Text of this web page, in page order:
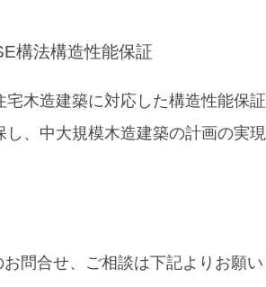
構法構造性能保証
宅木造建築に対応した構造性能保
し、中大規模木造建築の計画の実
お問合せ、ご相談は下記よりお願